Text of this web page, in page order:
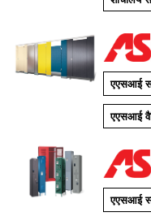
एएसआई
एएसआई
एएसआई